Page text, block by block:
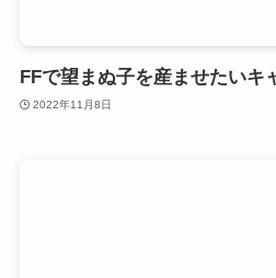
FFで望まぬ子を産ませたいキ
2022年11月8日